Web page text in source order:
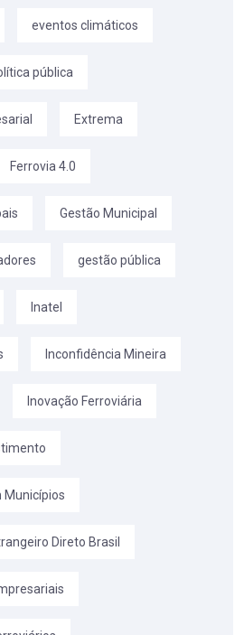
eventos climáticos
pública
Extrema
Ferrovia 4.0
Gestão Municipal
gestão pública
Inatel
Inconfidência Mineira
Inovação Ferroviária
Direto Brasil